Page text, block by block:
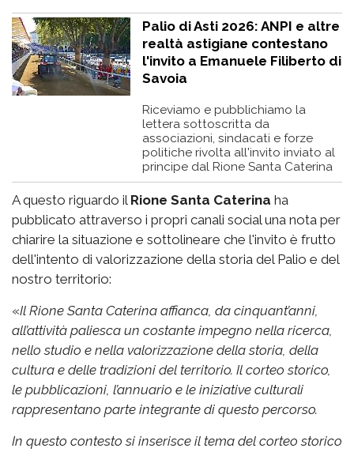
Palio di Asti 2026: ANPI e altre
realtà astigiane contestano
l'invito a Emanuele Filiberto di
Savoia
Riceviamo e pubblichiamo la
lettera sottoscritta da
associazioni, sindacati e forze
politiche rivolta all'invito inviato al
principe dal Rione Santa Caterina
A questo riguardo il Rione Santa Caterina ha
pubblicato attraverso i propri canali social una nota per
chiarire la situazione e sottolineare che l'invito è frutto
dell'intento di valorizzazione della storia del Palio e del
nostro territorio:
«Il Rione Santa Caterina affianca, da cinquant’anni,
all’attività paliesca un costante impegno nella ricerca,
nello studio e nella valorizzazione della storia, della
cultura e delle tradizioni del territorio. Il corteo storico,
le pubblicazioni, l’annuario e le iniziative culturali
rappresentano parte integrante di questo percorso.
In questo contesto si inserisce il tema del corteo storico